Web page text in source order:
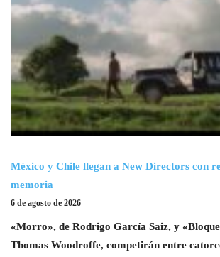
México y Chile llegan a New Directors con
memoria
6 de agosto de 2026
«Morro», de Rodrigo García Saiz, y
Thomas Woodroffe, competirán entre